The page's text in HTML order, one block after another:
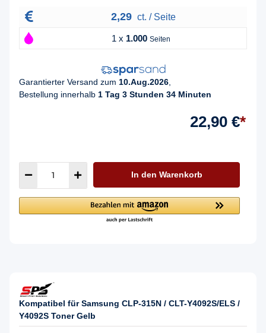
2,29 ct. / Seite
1 x 1.000 Seiten
Garantierter Versand zum 10.Aug.2026
Bestellung innerhalb 1 Tag 3 Stunden 34 Minuten
22,90 €*
In den Warenkorb
Kompatibel für Samsung CLP-315N / CLT-Y4092S/ELS /
Y4092S Toner Gelb